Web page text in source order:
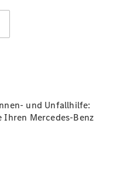
und Unfallhilfe:
Ihren Mercedes-Benz